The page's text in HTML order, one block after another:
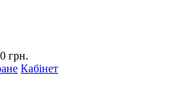
грн.
Кабінет